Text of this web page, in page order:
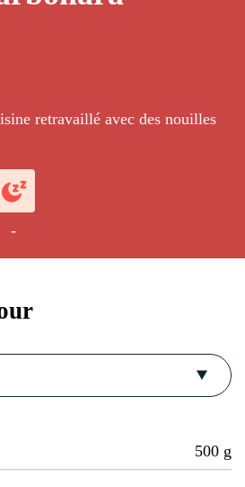
retravaillé avec des nouilles
-
500 g